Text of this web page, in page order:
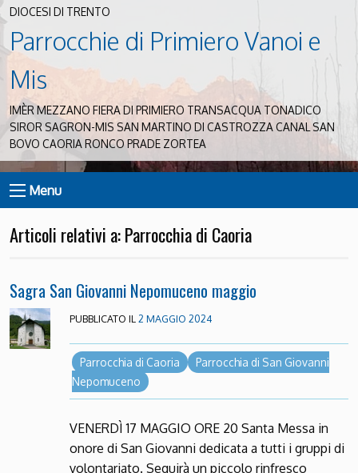
DIOCESI DI TRENTO
Parrocchie di Primiero Vanoi e
Mis
IMÈR MEZZANO FIERA DI PRIMIERO TRANSACQUA TONADICO
SIROR SAGRON-MIS SAN MARTINO DI CASTROZZA CANAL SAN
BOVO CAORIA RONCO PRADE ZORTEA
Menu
Articoli relativi a: Parrocchia di Caoria
Sagra San Giovanni Nepomuceno maggio
PUBBLICATO IL2 MAGGIO 2024
Parrocchia di Caoria
Parrocchia di San Giovanni
Nepomuceno
VENERDÌ 17 MAGGIO ORE 20 Santa Messa in
onore di San Giovanni dedicata a tutti i gruppi di
volontariato. Seguirà un piccolo rinfresco